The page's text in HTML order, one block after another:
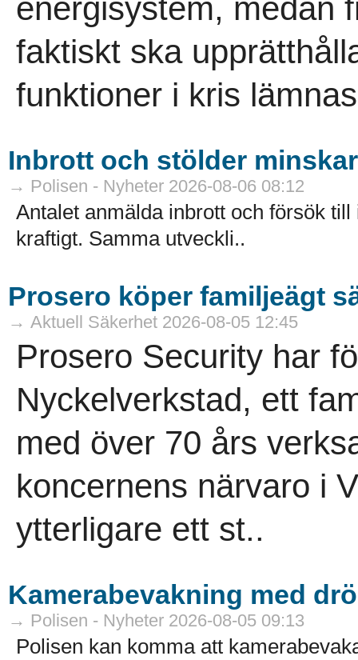
energisystem, medan
faktiskt ska
funktioner i kris
Inbrott och stölder
→ Polisen - Nyheter 2026-08-06 08:12
Antalet anmälda inbrott och försök
kraftigt. Samma utveckli..
Prosero köper familjeägt
→ Aktuell Säkerhet 2026-08-05 12:45
Prosero Security har
Nyckelverkstad, ett
med över 70 års
koncernens närvaro i
ytterligare ett st..
Kamerabevakning med
→ Polisen - Nyheter 2026-08-05 09:13
Polisen kan komma att